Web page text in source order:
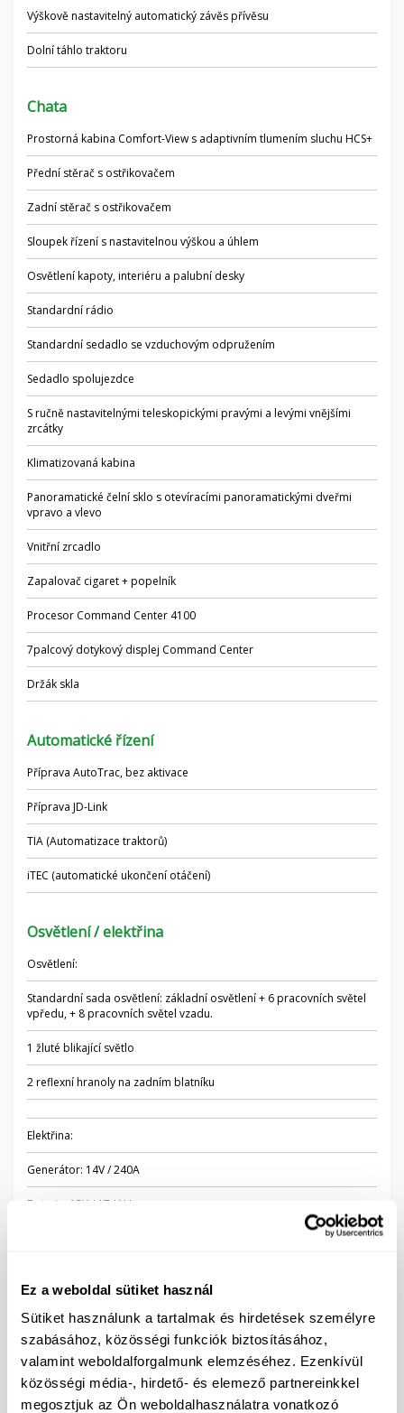
Ez a weboldal sütiket használ
Sütiket használunk a tartalmak és hirdetések személyre
szabásához, közösségi funkciók biztosításához,
valamint weboldalforgalmunk elemzéséhez. Ezenkívül
közösségi média-, hirdető- és elemező partnereinkkel
megosztjuk az Ön weboldalhasználatra vonatkozó
Výškově nastavitelný automatický závěs přívěsu
Dolní táhlo traktoru
Chata
Prostorná kabina Comfort-View s adaptivním tlumením sluchu HCS+
Přední stěrač s ostřikovačem
Zadní stěrač s ostřikovačem
Sloupek řízení s nastavitelnou výškou a úhlem
Osvětlení kapoty, interiéru a palubní desky
Standardní rádio
Standardní sedadlo se vzduchovým odpružením
Sedadlo spolujezdce
S ručně nastavitelnými teleskopickými pravými a levými vnějšími
zrcátky
Klimatizovaná kabina
Panoramatické čelní sklo s otevíracími panoramatickými dveřmi
vpravo a vlevo
Vnitřní zrcadlo
Zapalovač cigaret + popelník
Procesor Command Center 4100
7palcový dotykový displej Command Center
Držák skla
Automatické řízení
Příprava AutoTrac, bez aktivace
Příprava JD-Link
TIA (Automatizace traktorů)
iTEC (automatické ukončení otáčení)
Osvětlení / elektřina
Osvětlení:
Standardní sada osvětlení: základní osvětlení + 6 pracovních světel
vpředu, + 8 pracovních světel vzadu.
1 žluté blikající světlo
2 reflexní hranoly na zadním blatníku
Elektřina:
Generátor: 14V / 240A
Baterie: 12V / 174AH
Příslušenství
Pneumatická brzda (2 okruhy)
Hydraulický brzdový systém